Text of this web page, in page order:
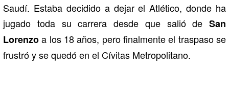
Saudí. Estaba decidido a dejar el Atlético, donde ha
jugado toda su carrera desde que salió de San
Lorenzoa los 18 años, pero finalmente el traspaso se
frustró y se quedó en el Cívitas Metropolitano.